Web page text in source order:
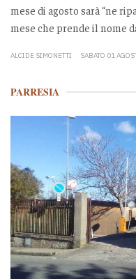
mese di agosto sarà “ne
mese che prende il nome
ALCIDE SIMONETTI SABATO 01
PARRESIA